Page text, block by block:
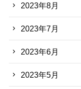
2023年8月
2023年7月
2023年6月
2023年5月